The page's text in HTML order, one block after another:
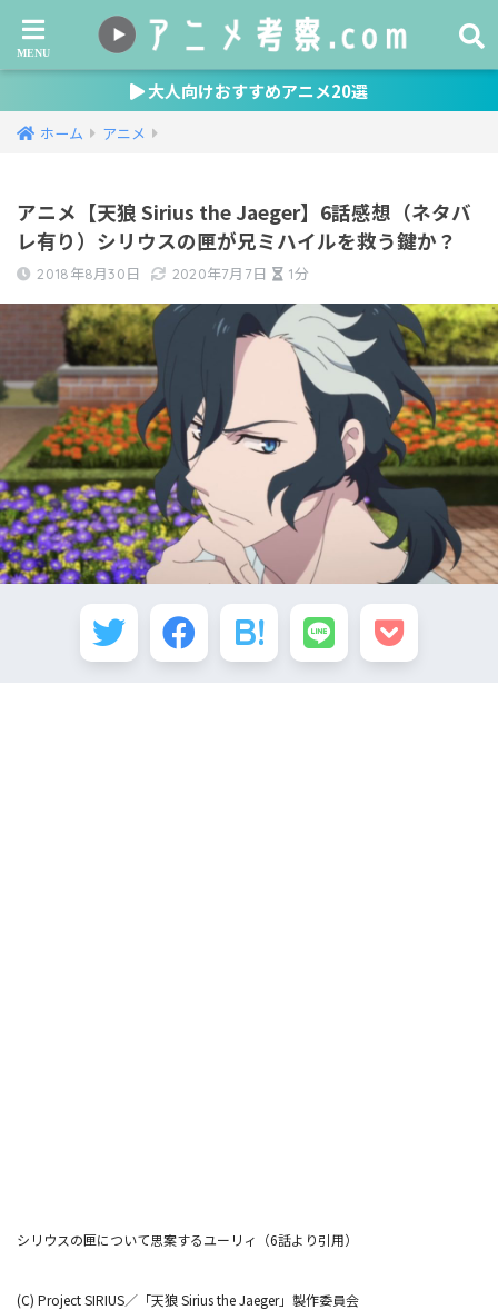
大人向けおすすめアニメ20選
ホーム アニメ
アニメ【天狼 Sirius the Jaeger】6話感想（ネタバ
レ有り）シリウスの匣が兄ミハイルを救う鍵か？
2018年8月30日 2020年7月7日 1分
シリウスの匣について思案するユーリィ（6話より引用）
(C) Project SIRIUS／「天狼Sirius the Jaeger」製作委員会